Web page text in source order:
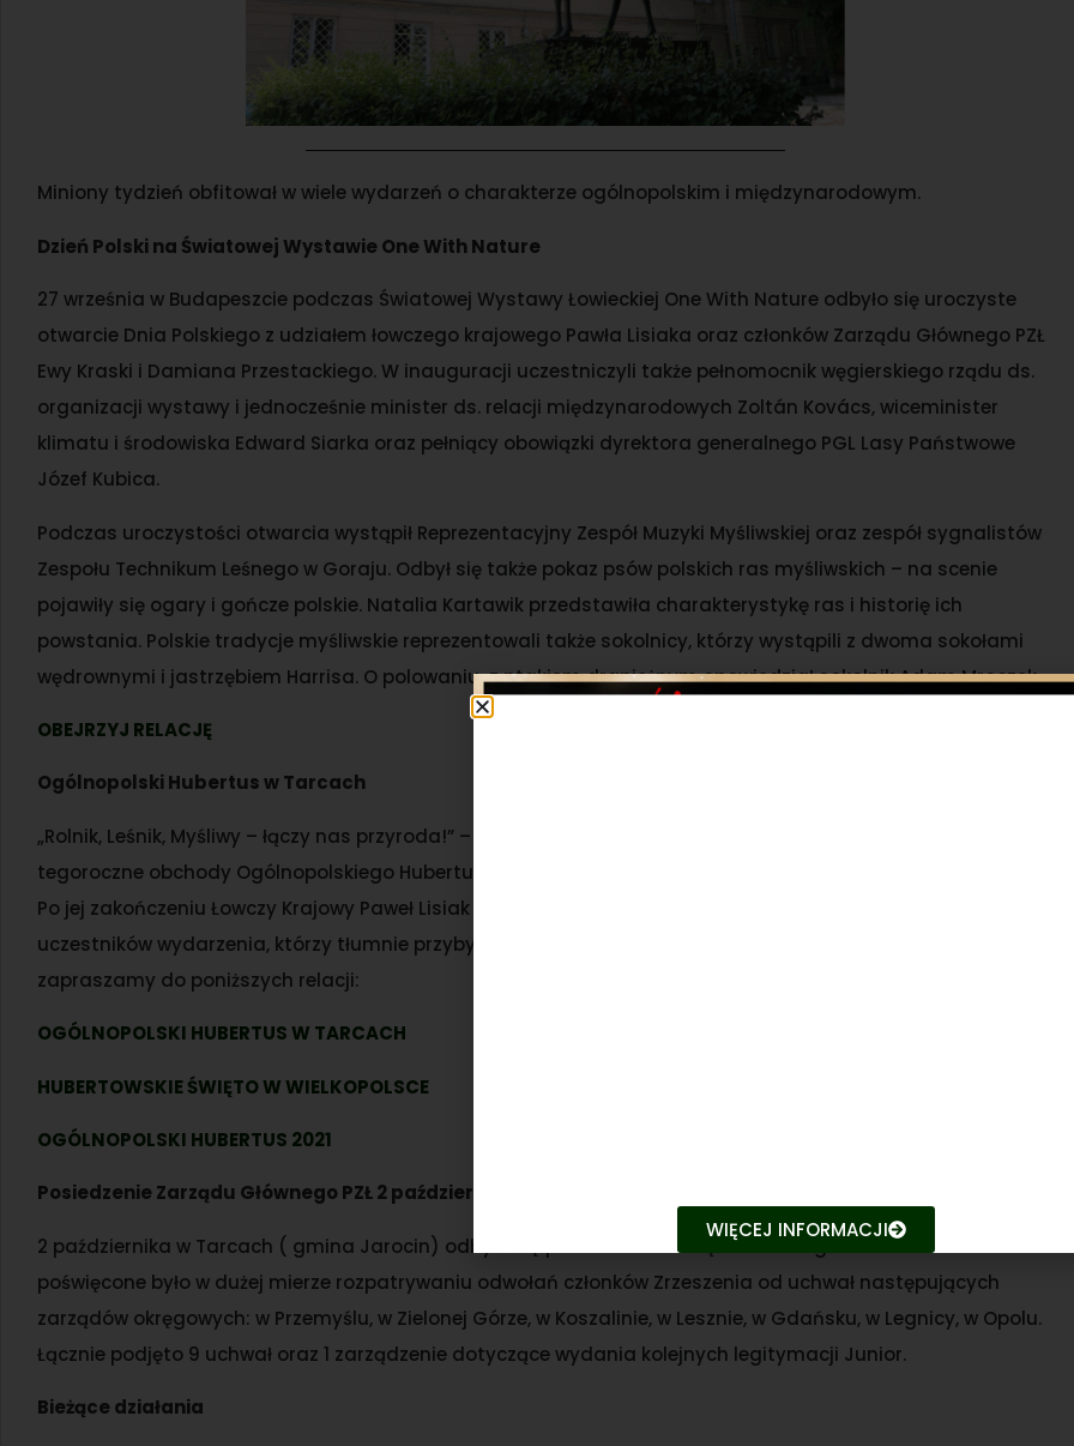
Miniony tydzień obfitował w wiele wydarzeń o charakterze ogólnopolskim i międzynarodowym.
Dzień Polski na Światowej Wystawie One With Nature
27 września w Budapeszcie podczas Światowej Wystawy Łowieckiej One With Nature odbyło się uroczyste
otwarcie Dnia Polskiego z udziałem łowczego krajowego Pawła Lisiaka oraz członków Zarządu Głównego PZŁ
Ewy Kraski i Damiana Przestackiego. W inauguracji uczestniczyli także pełnomocnik węgierskiego rządu ds.
organizacji wystawy i jednocześnie minister ds. relacji międzynarodowych Zoltán Kovács, wiceminister
klimatu i środowiska Edward Siarka oraz pełniący obowiązki dyrektora generalnego PGL Lasy Państwowe
Józef Kubica.
Podczas uroczystości otwarcia wystąpił Reprezentacyjny Zespół Muzyki Myśliwskiej oraz zespół sygnalistów
Zespołu Technikum Leśnego w Goraju. Odbył się także pokaz psów polskich ras myśliwskich – na scenie
pojawiły się ogary i gończe polskie. Natalia Kartawik przedstawiła charakterystykę ras i historię ich
powstania. Polskie tradycje myśliwskie reprezentowali także sokolnicy, którzy wystąpili z dwoma sokołami
wędrownymi i jastrzębiem Harrisa. O polowaniu z ptakiem drapieżnym opowiedział sokolnik Adam Mroczek.
OBEJRZYJ RELACJĘ
Ogólnopolski Hubertus w Tarcach
„Rolnik, Leśnik, Myśliwy – łączy nas przyroda!” – pod tym hasłem w Tarcach pod Jarocinem odbyły się
tegoroczne obchody Ogólnopolskiego Hubertusa. Święto rozpoczęło się od uroczystej mszy hubertowskiej.
Po jej zakończeniu Łowczy Krajowy Paweł Lisiak powitał gości i dokonał oficjalnego otwarcia wydarzenia. Na
uczestników wydarzenia, którzy tłumnie przybyli na uroczystości czekało mnóstwo atrakcji. Po szczegóły
zapraszamy do poniższych relacji:
OGÓLNOPOLSKI HUBERTUS W TARCACH
HUBERTOWSKIE ŚWIĘTO W WIELKOPOLSCE
OGÓLNOPOLSKI HUBERTUS 2021
Posiedzenie Zarządu Głównego PZŁ 2 października br.
2 października w Tarcach ( gmina Jarocin) odbyło się posiedzenie Zarządu Głównego PZŁ. Posiedzenie to
poświęcone było w dużej mierze rozpatrywaniu odwołań członków Zrzeszenia od uchwał następujących
zarządów okręgowych: w Przemyślu, w Zielonej Górze, w Koszalinie, w Lesznie, w Gdańsku, w Legnicy, w Opolu.
Łącznie podjęto 9 uchwał oraz 1 zarządzenie dotyczące wydania kolejnych legitymacji Junior.
Bieżące działania
WIĘCEJ INFORMACJI